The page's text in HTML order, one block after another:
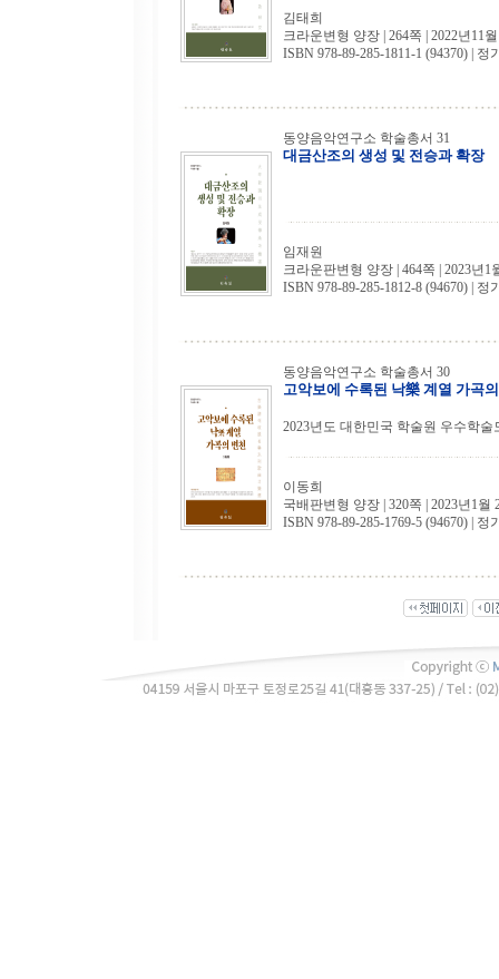
김태희
크라운변형 양장 | 264쪽 | 2022년11
ISBN 978-89-285-1811-1 (94370) | 정
동양음악연구소 학술총서 31
대금산조의 생성 및 전승과 확장
임재원
크라운판변형 양장 | 464쪽 | 2023년1
ISBN 978-89-285-1812-8 (94670) | 정
동양음악연구소 학술총서 30
고악보에 수록된 낙樂 계열 가곡
2023년도 대한민국 학술원 우수학술
이동희
국배판변형 양장 | 320쪽 | 2023년1월
ISBN 978-89-285-1769-5 (94670) | 정